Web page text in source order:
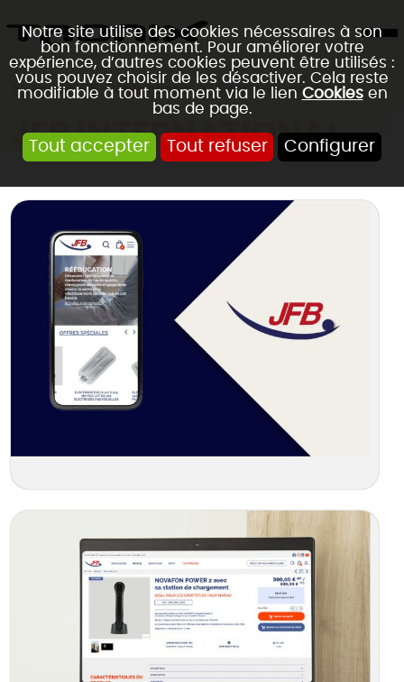
Notre site utilise des cookies nécessaires à son
bon fonctionnement. Pour améliorer votre
expérience, d’autres cookies peuvent être utilisés :
vous pouvez choisir de les désactiver. Cela reste
modifiable à tout moment via le lien Cookiesen
bas de page.
Tout accepter Tout refuser Configurer
Accueil Réalisations Sites e-commerce
JFB INTERNATIONAL